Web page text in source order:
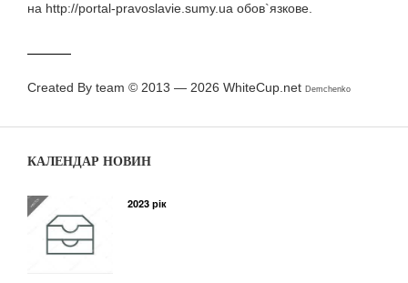
на http://portal-pravoslavie.sumy.ua обов`язкове.
Created By team © 2013 — 2026 WhiteCup.net Demchenko
КАЛЕНДАР НОВИН
2023 рік